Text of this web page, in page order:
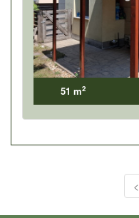
51 m2
<